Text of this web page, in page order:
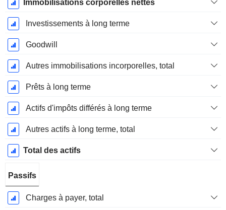
Immobilisations corporelles nettes
Investissements à long terme
Goodwill
Autres immobilisations incorporelles, total
Prêts à long terme
Actifs d'impôts différés à long terme
Autres actifs à long terme, total
Total des actifs
Passifs
Charges à payer, total